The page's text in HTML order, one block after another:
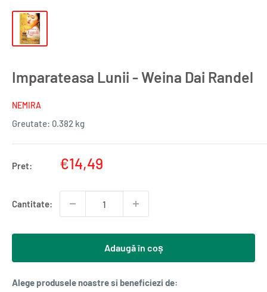
Imparateasa Lunii - Weina Dai Randel
NEMIRA
Greutate: 0.382 kg
Pret:
Pret
€14,49
Cantitate:
Adaugă în coș
Alege produsele noastre si beneficiezi de: